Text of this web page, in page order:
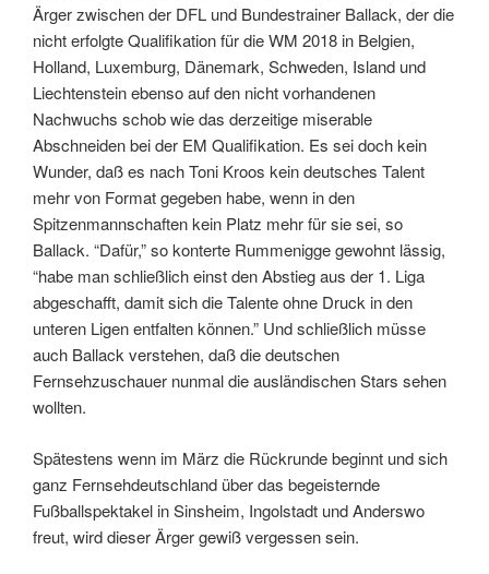
Ärger zwischen der DFL und Bundestrainer Ballack, der die
nicht erfolgte Qualifikation für die WM 2018 in Belgien,
Holland, Luxemburg, Dänemark, Schweden, Island und
Liechtenstein ebenso auf den nicht vorhandenen
Nachwuchs schob wie das derzeitige miserable
Abschneiden bei der EM Qualifikation. Es sei doch kein
Wunder, daß es nach Toni Kroos kein deutsches Talent
mehr von Format gegeben habe, wenn in den
Spitzenmannschaften kein Platz mehr für sie sei, so
Ballack. “Dafür,” so konterte Rummenigge gewohnt lässig,
“habe man schließlich einst den Abstieg aus der 1. Liga
abgeschafft, damit sich die Talente ohne Druck in den
unteren Ligen entfalten können.” Und schließlich müsse
auch Ballack verstehen, daß die deutschen
Fernsehzuschauer nunmal die ausländischen Stars sehen
wollten.
Spätestens wenn im März die Rückrunde beginnt und sich
ganz Fernsehdeutschland über das begeisternde
Fußballspektakel in Sinsheim, Ingolstadt und Anderswo
freut, wird dieser Ärger gewiß vergessen sein.